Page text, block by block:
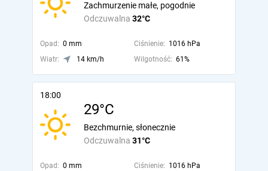
Odczuwalna 32°C
Zachmurzenie małe, pogodnie
Opad: 0 mm Ciśnienie: 1016 hPa
Wiatr:
14 km/h Wilgotność: 61%
18:00
29°C
Odczuwalna 31°C
Bezchmurnie, słonecznie
Opad: 0 mm Ciśnienie: 1016 hPa